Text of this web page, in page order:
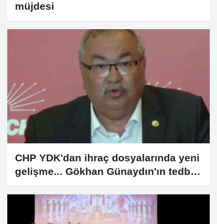
müjdesi
CHP YDK'dan ihraç dosyalarında yeni
gelişme... Gökhan Günaydın'ın tedbiri
kaldırıldı